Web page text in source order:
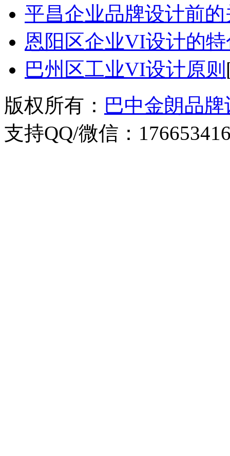
平昌企业品牌设计前
恩阳区企业VI设计的
巴州区工业VI设计原则
版权所有： 巴中金朗品
支持QQ/微信：